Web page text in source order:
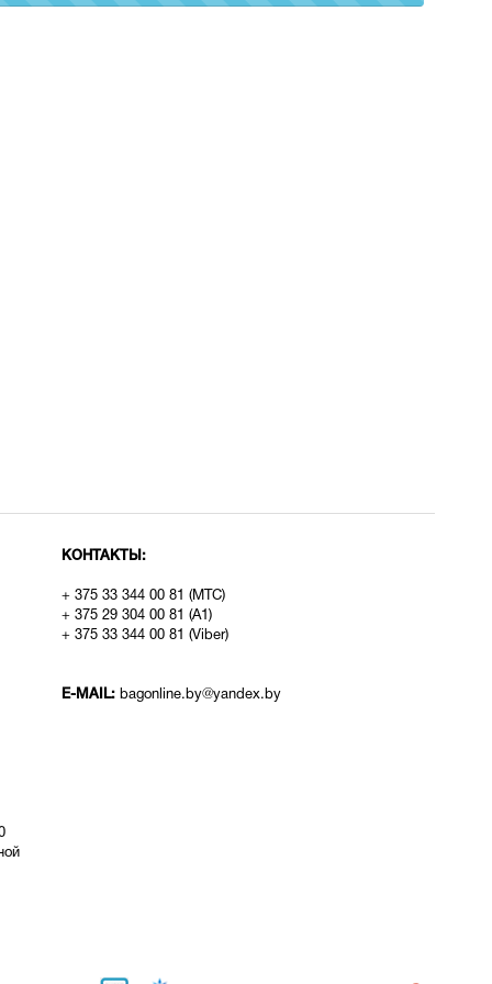
КОНТАКТЫ:
+ 375 33 344 00 81 (МТС)
+ 375 29 304 00 81 (A1)
+ 375 33 344 00 81 (Viber)
E-MAIL: bagonline.by@yandex.by